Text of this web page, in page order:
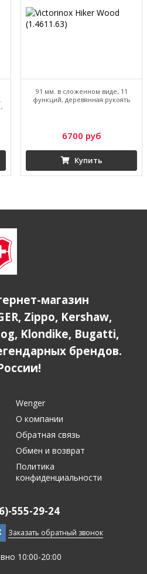
91 мм. в сложенном виде, 11
функций, деревянная рукоять
6700 руб
Купить
магазин
Zippo, Kershaw,
Klondike, Bugatti,
брендов.
Wenger
О компании
Обратная связь
Обмен и возврат
Политика
конфиденциальности
555-29-24
Заказать обратный звонок
10:00-20:00